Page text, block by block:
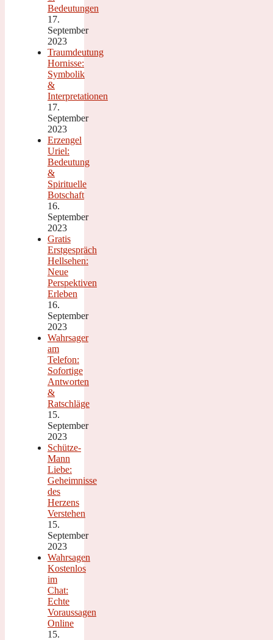
Bedeutungen
17.
September
2023
Traumdeutung
Hornisse:
Symbolik
&
Interpretationen
17.
September
2023
Erzengel
Uriel:
Bedeutung
&
Spirituelle
Botschaft
16.
September
2023
Gratis
Erstgespräch
Hellsehen:
Neue
Perspektiven
Erleben
16.
September
2023
Wahrsager
am
Telefon:
Sofortige
Antworten
&
Ratschläge
15.
September
2023
Schütze-
Mann
Liebe:
Geheimnisse
des
Herzens
Verstehen
15.
September
2023
Wahrsagen
Kostenlos
im
Chat:
Echte
Voraussagen
Online
15.